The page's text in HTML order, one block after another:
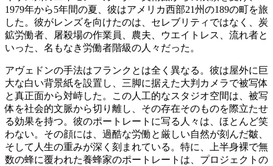
1979年から5年間の夏、彼はアメリカ西部21州の189の町を旅
した。彼がレンズを向けたのは、セレブリティではなく、炭
鉱労働者、屠殺場の作業員、農夫、ウエイトレス、流れ者と
いった、名もなき労働者階級の人々だった。
アヴェドンの手法はフランクとは全く異なる。彼は屋外に巨
大な白い背景紙を設置し、三脚に据えた大判カメラで被写体
と真正面から対峙した。この人工的なスタジオ空間は、被写
体を社会的文脈から切り離し、その存在そのものを際立たせ
る効果を持つ。彼のポートレートに写る人々は、ほとんど笑
わない。その顔には、過酷な労働と厳しい自然が刻んだ皺、
そして人生の重みが深く刻まれている。特に、上半身裸で無
数の蜂に覆われた養蜂家のポートレートは、プロジェクトの